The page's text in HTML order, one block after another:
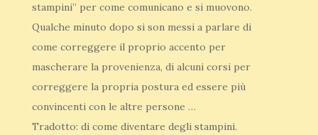
stampini” per come comunicano e si muovono.
Qualche minuto dopo si son messi a parlare di
come correggere il proprio accento per
mascherare la provenienza, di alcuni corsi per
correggere la propria postura ed essere più
convincenti con le altre persone …
Tradotto: di come diventare degli stampini.